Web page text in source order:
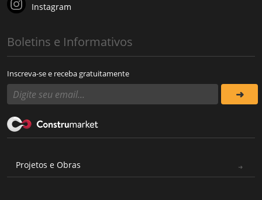
Instagram
Boletins e Informativos
Inscreva-se e receba gratuitamente
Projetos e Obras